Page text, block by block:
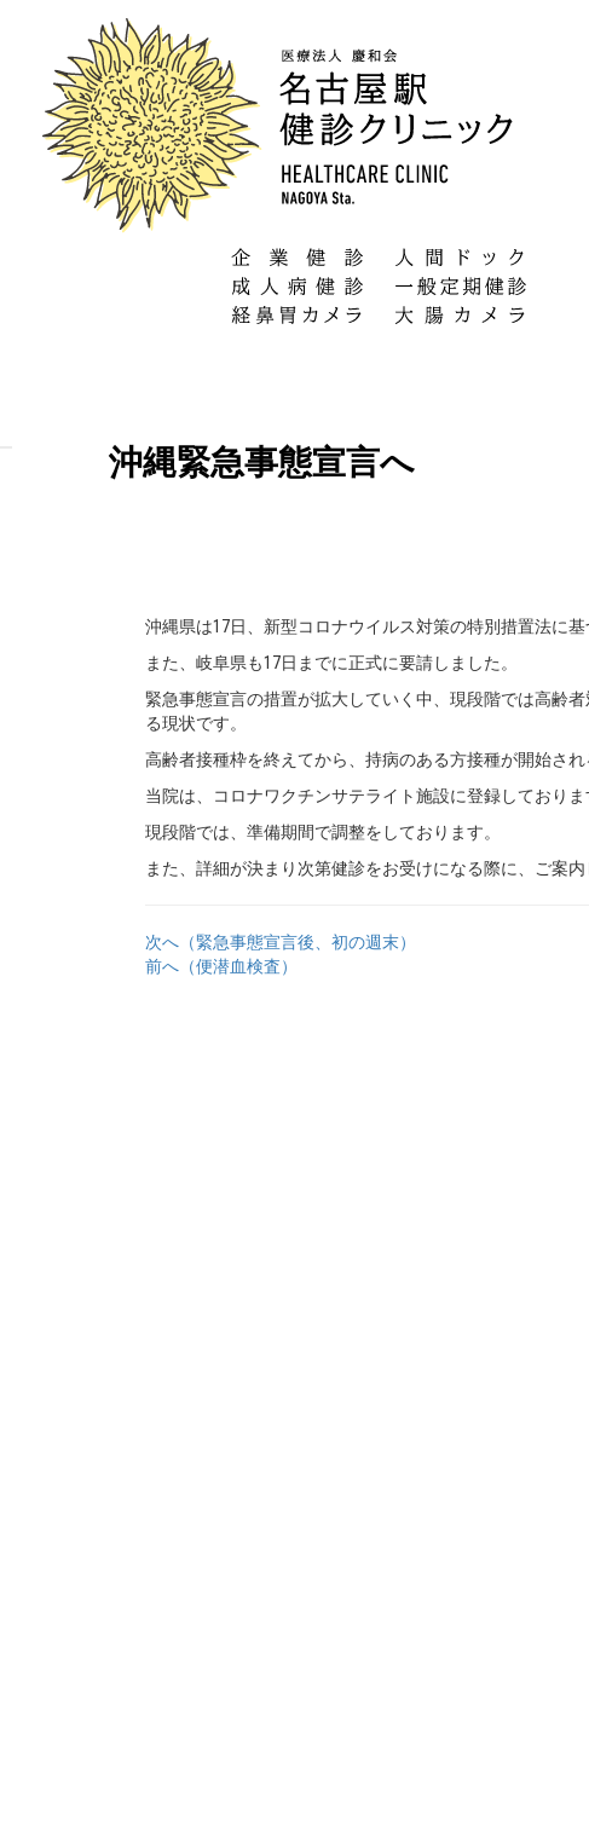
沖縄緊急事態宣言へ
沖縄県は17日、新型コロナウイルス対策の特別措置法に
また、岐阜県も17日までに正式に要請しました。
緊急事態宣言の措置が拡大していく中、現段階では高齢
る現状です。
高齢者接種枠を終えてから、持病のある方接種が開始さ
当院は、コロナワクチンサテライト施設に登録しておりま
現段階では、準備期間で調整をしております。
また、詳細が決まり次第健診をお受けになる際に、ご案内
次へ（緊急事態宣言後、初の週末）
前へ（便潜血検査）